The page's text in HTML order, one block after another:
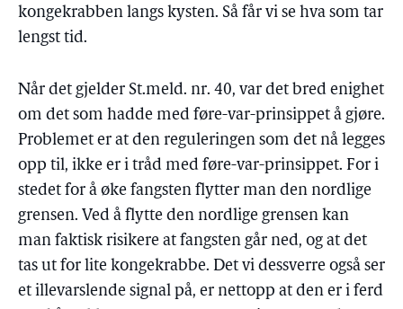
kongekrabben langs kysten. Så får vi se hva som tar
lengst tid.
Når det gjelder St.meld. nr. 40, var det bred enighet
om det som hadde med føre-var-prinsippet å gjøre.
Problemet er at den reguleringen som det nå legges
opp til, ikke er i tråd med føre-var-prinsippet. For i
stedet for å øke fangsten flytter man den nordlige
grensen. Ved å flytte den nordlige grensen kan
man faktisk risikere at fangsten går ned, og at det
tas ut for lite kongekrabbe. Det vi dessverre også ser
et illevarslende signal på, er nettopp at den er i ferd